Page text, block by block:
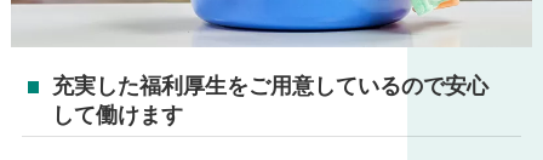
充実した福利厚生をご用意しているので安心
して働けます